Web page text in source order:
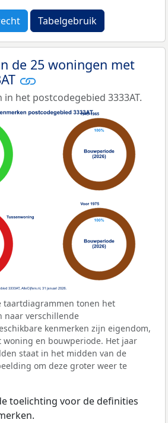
Tabelgebruik
de 25 woningen met
in het postcodegebied 3333AT.
taartdiagrammen tonen het
naar verschillende
kenmerken zijn eigendom,
woning en bouwperiode. Het jaar
staat in het midden van de
om deze groter weer te
toelichting voor de definities